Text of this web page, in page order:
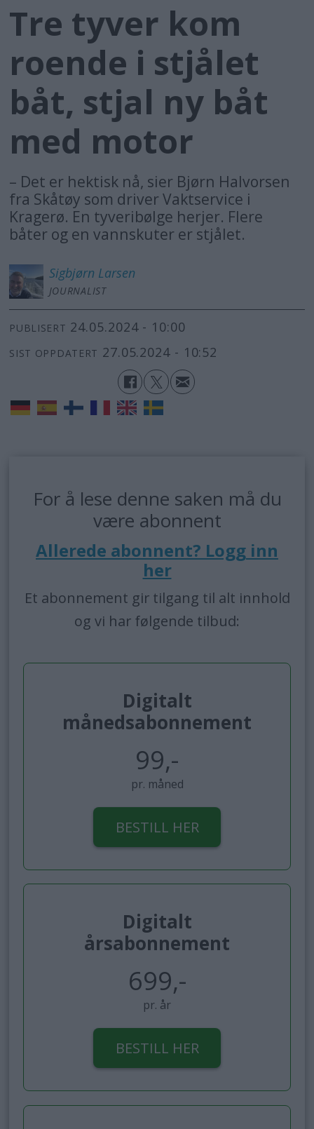
Tre tyver kom
roende i stjålet
båt, stjal ny båt
med motor
– Det er hektisk nå, sier Bjørn Halvorsen
fra Skåtøy som driver Vaktservice i
Kragerø. En tyveribølge herjer. Flere
båter og en vannskuter er stjålet.
Sigbjørn Larsen
JOURNALIST
PUBLISERT 24.05.2024 - 10:00
SIST OPPDATERT 27.05.2024 - 10:52
For å lese denne saken må du
være abonnent
Allerede abonnent? Logg inn
her
Et abonnement gir tilgang til alt innhold
og vi har følgende tilbud:
Digitalt
månedsabonnement
99,-
pr. måned
BESTILL HER
Digitalt
årsabonnement
699,-
pr. år
BESTILL HER